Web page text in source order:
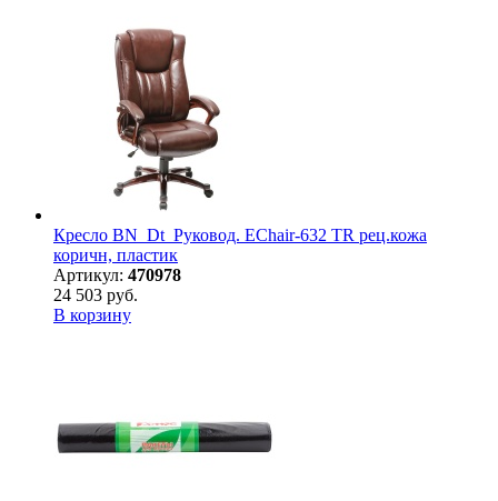
Кресло BN_Dt_Руковод. EChair-632 TR рец.кожа
коричн, пластик
Артикул: 470978
24 503 руб.
В корзину